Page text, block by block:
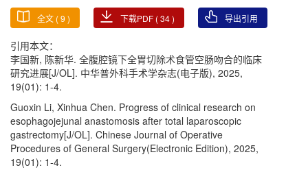
全文 (9 ) 下载PDF (34) 导出引用
引用本文：
李国新, 陈新华. 全腹腔镜下全胃切除术食管空肠吻合的临床
研究进展[J/OL]. 中华普外科手术学杂志(电子版), 2025,
19(01): 1-4.
Guoxin Li, Xinhua Chen. Progress of clinical research on
esophagojejunal anastomosis after total laparoscopic
gastrectomy[J/OL]. Chinese Journal of Operative
Procedures of General Surgery(Electronic Edition), 2025,
19(01): 1-4.